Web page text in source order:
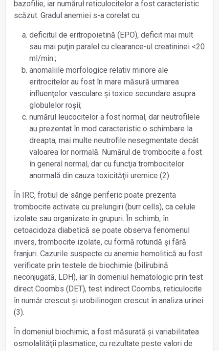
bazofilie, iar numărul reticulocitelor a fost caracteristic
scăzut. Gradul anemiei s-a corelat cu:
deficitul de eritropoietină (EPO), deficit mai mult
sau mai puţin paralel cu clearance-ul creatininei <20
ml/min.;
anomaliile morfologice relativ minore ale
eritrocitelor au fost în mare măsură urmarea
influenţelor vasculare și toxice secundare asupra
globulelor roșii;
numărul leucocitelor a fost normal, dar neutrofilele
au prezentat în mod caracteristic o schimbare la
dreapta, mai multe neutrofile nesegmentate decât
valoarea lor normală. Numărul de trombocite a fost
în general normal, dar cu funcţia trombocitelor
anormală din cauza toxicităţii uremice (2).
În IRC, frotiul de sânge periferic poate prezenta
trombocite activate cu prelungiri (burr cells), ca celule
izolate sau organizate în grupuri. În schimb, în
cetoacidoza diabetică se poate observa fenomenul
invers, trombocite izolate, cu formă rotundă și fără
franjuri. Cazurile suspecte cu anemie hemolitică au fost
verificate prin testele de biochimie (bilirubină
neconjugată, LDH), iar în domeniul hematologic prin test
direct Coombs (DET), test indirect Coombs, reticulocite
în număr crescut și urobilinogen crescut în analiza urinei
(3).
În domeniul biochimic, a fost măsurată și variabilitatea
osmolalităţii plasmatice, cu rezultate peste valori de